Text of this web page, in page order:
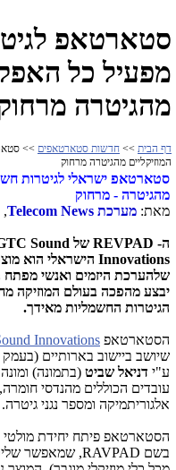
סטארטאפ
מפעיל כל
מהגיטרה
דף הבית >> חדשות סטארטאפים >>
המוזיקליים מהגיטרה מרחוק
סטארטאפ ישראלי לגיטרות
מהגיטרה - מרחוק
מאת: מערכת Telecom News
, 23.11.16, 10:44
ה- REVPAD של Sound
Innovations הישראלי הוא
שלהערכת היזמים ואנשי מפתח
יבצע מהפכה בעולם המוזיקה
הגיטרות החשמליות מאידך.
הסטארטאפ Innovations
שיושב ביישוב בארותיים
ע"י דניאל שביט
עובדים הכוללים מהנדסי
אלגוריתמיקה ומספר נגני גיטרה.
הסטארטאפ פיתח יחידת
בשם RAVPAD, שמאפשר